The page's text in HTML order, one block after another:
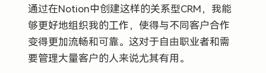
通过在Notion中创建这样的关系型CRM，我能
够更好地组织我的工作，使得与不同客户合作
变得更加流畅和可靠。这对于自由职业者和需
要管理大量客户的人来说尤其有用。